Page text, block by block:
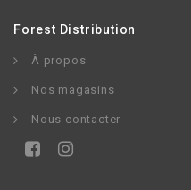
Forest Distribution
À propos
Nos magasins
Nous contacter